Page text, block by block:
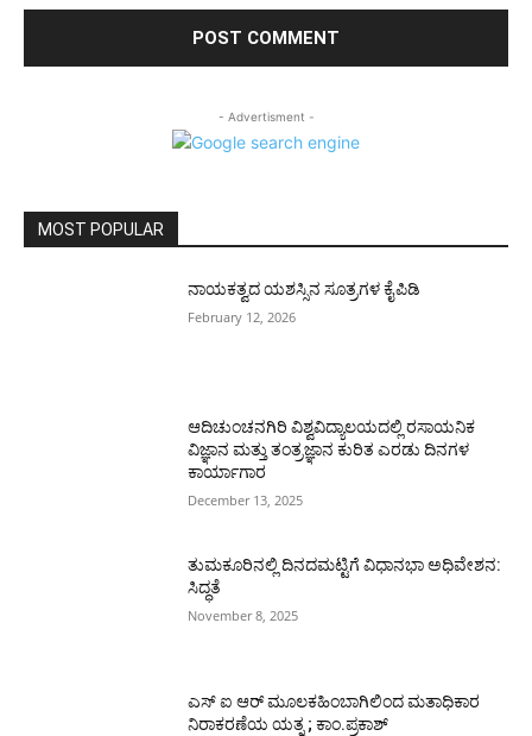
- Advertisment -
MOST POPULAR
ನಾಯಕತ್ವದ ಯಶಸ್ಸಿನ ಸೂತ್ರಗಳ ಕೈಪಿಡಿ
February 12, 2026
ಆದಿಚುಂಚನಗಿರಿ ವಿಶ್ವವಿದ್ಯಾಲಯದಲ್ಲಿ ರಸಾಯನಿಕ
ವಿಜ್ಞಾನ ಮತ್ತು ತಂತ್ರಜ್ಞಾನ ಕುರಿತ ಎರಡು ದಿನಗಳ
ಕಾರ್ಯಾಗಾರ
December 13, 2025
ತುಮಕೂರಿನಲ್ಲಿ ದಿನದಮಟ್ಟಿಗೆ ವಿಧಾನಭಾ ಅಧಿವೇಶನ:
ಸಿದ್ಧತೆ
November 8, 2025
ಎಸ್ ಐ ಆರ್ ಮೂಲಕಹಿಂಬಾಗಿಲಿಂದ ಮತಾಧಿಕಾರ
ನಿರಾಕರಣೆಯ ಯತ್ನ ; ಕಾಂ.ಪ್ರಕಾಶ್